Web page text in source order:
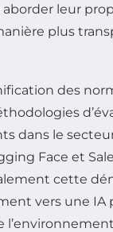
aborder leur
plus
des
dans le
Face et
cette
vers une IA